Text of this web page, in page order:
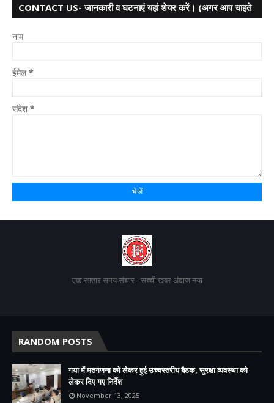
CONTACT US- जानकारी व घटनाएं यहां शेयर करें। (अगर आप चाहते
नाम
ईमेल*
संदेश *
एक रफ़्तार समय संचार - सच्ची खबर अंदाज नया
RANDOM POSTS
गया में मतगणना को लेकर हुई उच्चस्तरीय बैठक, सुरक्षा व्यवस्था को
लेकर दिए गए निर्देश
November 13, 2025